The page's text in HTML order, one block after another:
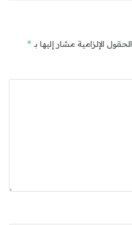
الحقول الإلزامية مشار إليها بـ *